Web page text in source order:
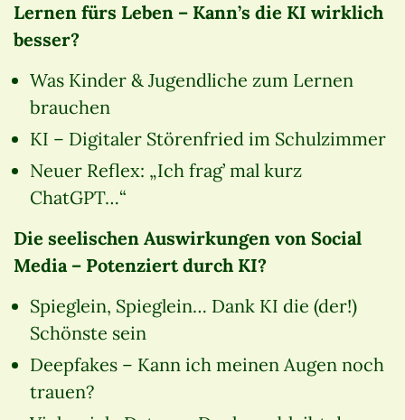
Lernen fürs Leben – Kann’s die KI wirklich
besser?
Was Kinder & Jugendliche zum Lernen
brauchen
KI – Digitaler Störenfried im Schulzimmer
Neuer Reflex: „Ich frag’ mal kurz
ChatGPT…“
Die seelischen Auswirkungen von Social
Media – Potenziert durch KI?
Spieglein, Spieglein… Dank KI die (der!)
Schönste sein
Deepfakes – Kann ich meinen Augen noch
trauen?